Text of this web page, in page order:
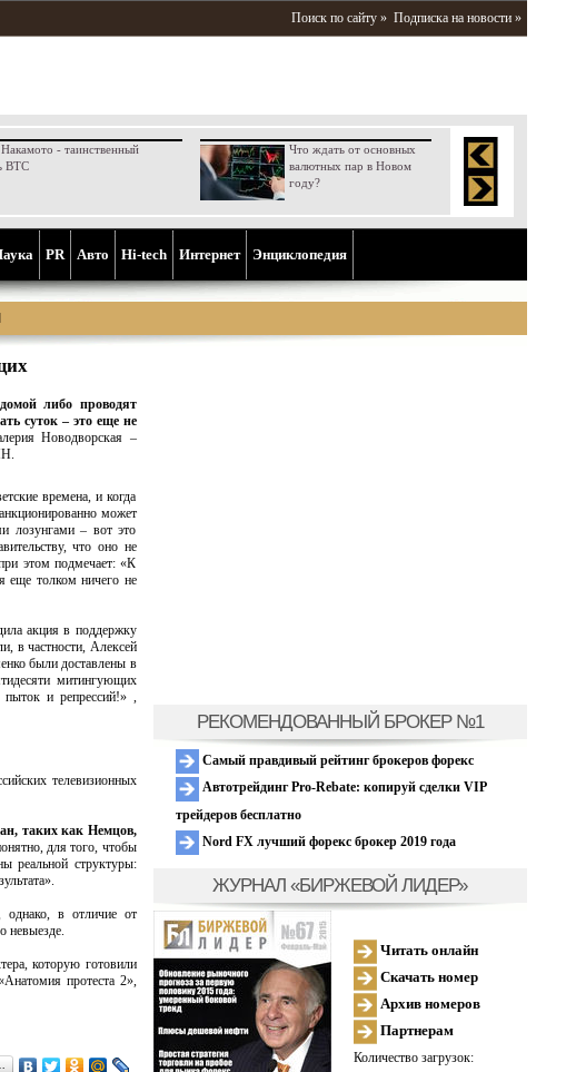
Поиск по сайту » Подписка на новости »
- таинственный
BTC
Что ждать от основных
валютных пар в Новом
году?
PR Aвто Hi-tech Интернет Энциклопедия
либо проводят
суток – это еще не
Новодворская –
времена, и когда
может
лозунгами – вот это
что оно не
этом подмечает: «К
еще толком ничего не
акция в поддержку
в частности, Алексей
были доставлены в
митингующих
и репрессий!» ,
телевизионных
таких как Немцов,
для того, чтобы
реальной структуры:
в отличие от
невыезде.
которую готовили
протеста 2»,
РЕКОМЕНДОВАННЫЙ БРОКЕР №1
Самый правдивый рейтинг брокеров форекс
Автотрейдинг Pro-Rebate: копируй сделки VIP
трейдеров бесплатно
Nord FX лучший форекс брокер 2019 года
ЖУРНАЛ «БИРЖЕВОЙ ЛИДЕР»
Читать онлайн
Скачать номер
Архив номеров
Партнерам
Количество загрузок: